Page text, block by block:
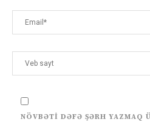
NÖVBƏTI DƏFƏ ŞƏRH YAZMAQ